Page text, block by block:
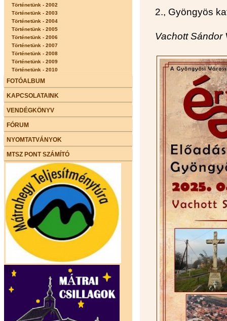
Történetünk - 2002
Történetünk - 2003
Történetünk - 2004
Történetünk - 2005
Történetünk - 2006
Történetünk - 2007
Történetünk - 2008
Történetünk - 2009
Történetünk - 2010
FOTÓALBUM
KAPCSOLATAINK
VENDÉGKÖNYV
FÓRUM
NYOMTATVÁNYOK
MTSZ PONT SZÁMÍTÓ
2., Gyöngyös
Vachott Sándor